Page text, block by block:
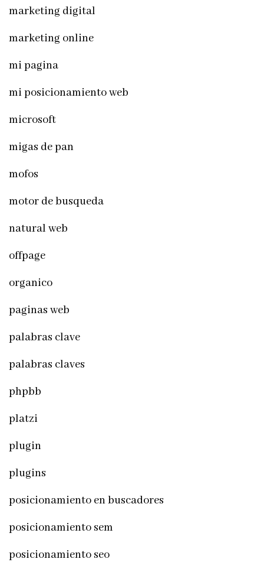
marketing digital
marketing online
mi pagina
mi posicionamiento web
microsoft
migas de pan
mofos
motor de busqueda
natural web
offpage
organico
paginas web
palabras clave
palabras claves
phpbb
platzi
plugin
plugins
posicionamiento en buscadores
posicionamiento sem
posicionamiento seo